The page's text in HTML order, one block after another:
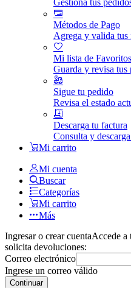
Métodos de Pago
Agrega y valida tus
Mi lista de Favoritos
Guarda y revisa tus
Sigue tu pedido
Revisa el estado
Descarga tu factura
Consulta y
Mi carrito
Mi cuenta
Buscar
Categorías
Mi carrito
Más
Ingresar o crear cuentaAccede a
solicita devoluciones:
Correo electrónico
Ingrese un correo válido
Continuar